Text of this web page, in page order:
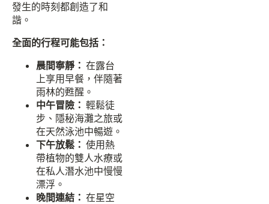
發生的時刻都創造了和
諧。
全面的行程可能包括：
晨間寧靜： 在露台
上享用早餐，伴隨著
雨林的甦醒。
中午冒險： 輕鬆徒
步、隱秘海灘之旅或
在天然泳池中暢遊。
下午放鬆： 使用熱
帶植物的雙人水療或
在私人潛水池中慢慢
漂浮。
晚間連結： 在星空